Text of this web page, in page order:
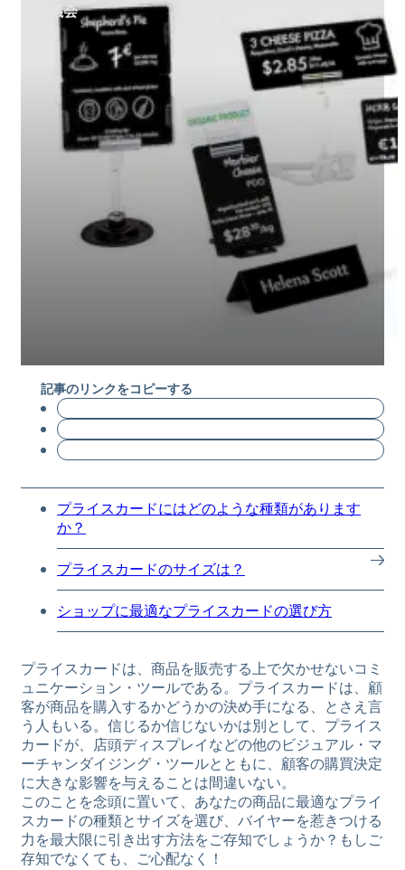
評議会
記事のリンクをコピーする
プライスカードにはどのような種類があります
か？
プライスカードのサイズは？
ショップに最適なプライスカードの選び方
プライスカードは、商品を販売する上で欠かせないコミ
ュニケーション・ツールである。プライスカードは、顧
客が商品を購入するかどうかの決め手になる、とさえ言
う人もいる。信じるか信じないかは別として、プライス
カードが、店頭ディスプレイなどの他のビジュアル・マ
ーチャンダイジング・ツールとともに、顧客の購買決定
に大きな影響を与えることは間違いない。
このことを念頭に置いて、あなたの商品に最適なプライ
スカードの種類とサイズを選び、バイヤーを惹きつける
力を最大限に引き出す方法をご存知でしょうか？もしご
存知でなくても、ご心配なく！